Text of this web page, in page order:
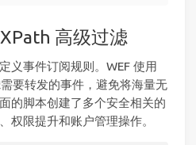
高级过滤
义事件订阅规则。WEF 使用
要转发的事件，避免将海量无
的脚本创建了多个安全相关的
权限提升和账户管理操作。